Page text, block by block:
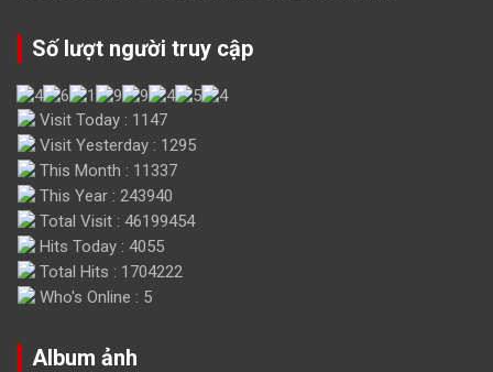
Số lượt người truy cập
Visit Today : 1147
Visit Yesterday : 1295
This Month : 11337
This Year : 243940
Total Visit : 46199454
Hits Today : 4055
Total Hits : 1704222
Who's Online : 5
Album ảnh